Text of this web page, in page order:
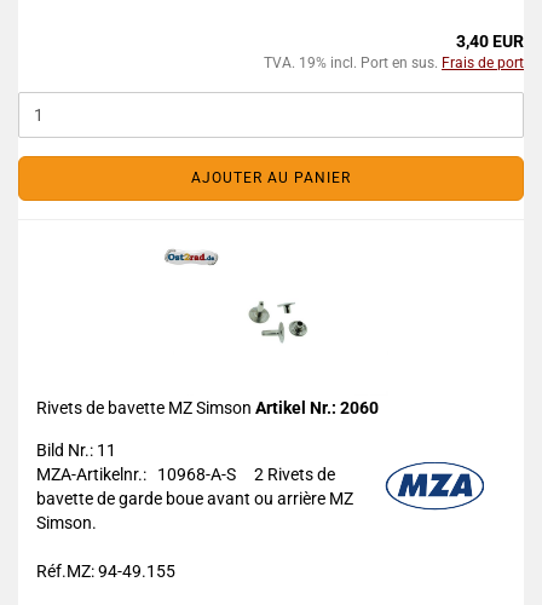
3,40 EUR
TVA. 19% incl. Port en sus. Frais de port
AJOUTER AU PANIER
Rivets de bavette MZ Simson Artikel Nr.: 2060
Bild Nr.: 11
MZA-Artikelnr.: 10968-A-S
2 Rivets de
bavette de garde boue avant ou arrière MZ
Simson.
Réf.MZ: 94-49.155